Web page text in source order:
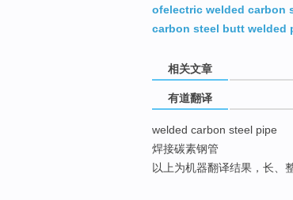
ofelectric welded carbon
carbon steel butt welded
相关文章
有道翻译
welded carbon steel pipe
焊接碳素钢管
以上为机器翻译结果，长、